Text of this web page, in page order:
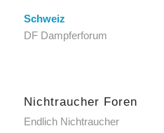
Schweiz
DF Dampferforum
Nichtraucher Foren
Endlich Nichtraucher